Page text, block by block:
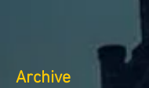
Archive